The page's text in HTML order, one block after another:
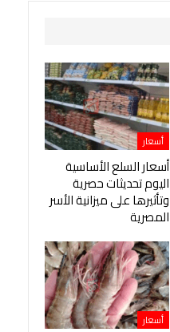
أسعار
أسعار السلع الأساسية
اليوم تحديثات حصرية
وتأثيرها على ميزانية الأسر
المصرية
أسعار